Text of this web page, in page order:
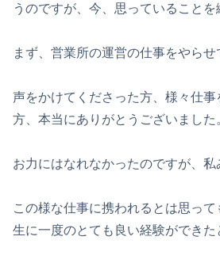
うのですが、今、思っていることを
まず、営業所の運営の仕事をやらせ
声をかけてくださった方、様々仕事
方、本当にありがとうございました
お力にはなれなかったのですが、私
この様な仕事に携われるとは思っ
生に一度のとても良い経験ができた